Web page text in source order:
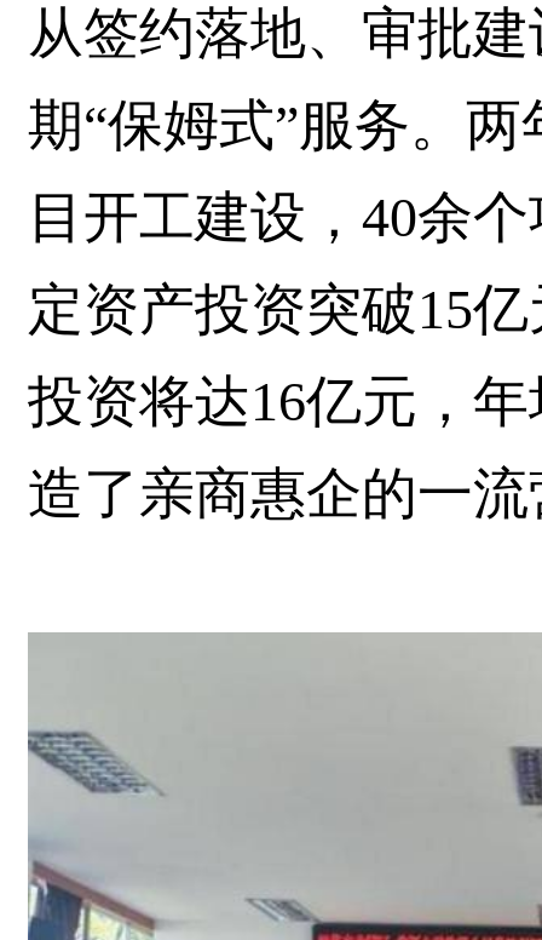
从签约落地、审批
期“保姆式”服务。
目开工建设，40余
定资产投资突破15
投资将达16亿元，
造了亲商惠企的一